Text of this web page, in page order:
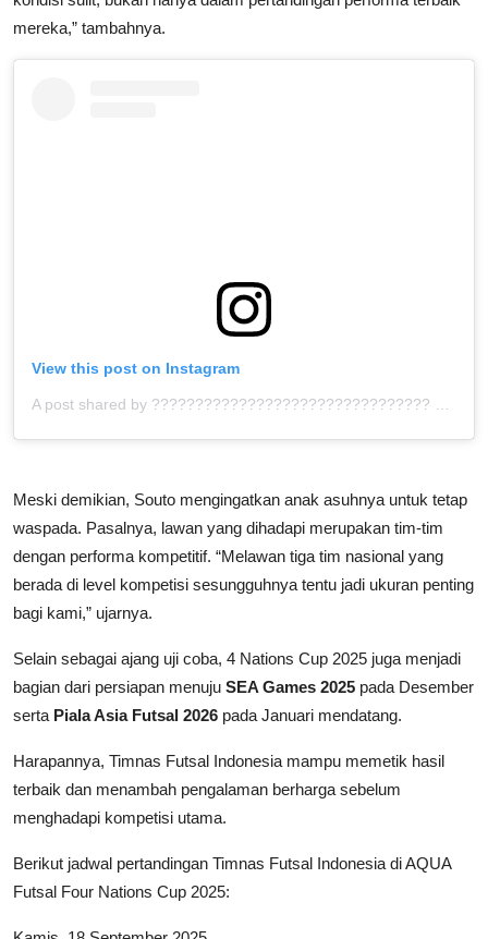
mereka,” tambahnya.
View this post on Instagram
Meski demikian, Souto mengingatkan anak asuhnya untuk tetap
waspada. Pasalnya, lawan yang dihadapi merupakan tim-tim
dengan performa kompetitif. “Melawan tiga tim nasional yang
berada di level kompetisi sesungguhnya tentu jadi ukuran penting
bagi kami,” ujarnya.
Selain sebagai ajang uji coba, 4 Nations Cup 2025 juga menjadi
bagian dari persiapan menuju SEA Games 2025 pada Desember
serta Piala Asia Futsal 2026 pada Januari mendatang.
Harapannya, Timnas Futsal Indonesia mampu memetik hasil
terbaik dan menambah pengalaman berharga sebelum
menghadapi kompetisi utama.
Berikut jadwal pertandingan Timnas Futsal Indonesia di AQUA
Futsal Four Nations Cup 2025: